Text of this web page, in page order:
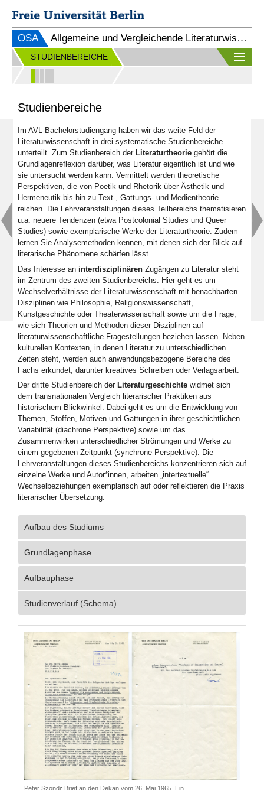
OSA Allgemeine und Vergleichende Literaturwissenschaft (B.A.)
STUDIENBEREICHE
Studienbereiche
Im AVL-Bachelorstudiengang haben wir das weite Feld der
Literaturwissenschaft in drei systematische Studienbereiche
unterteilt. Zum Studienbereich der Literaturtheorie gehört die
Grundlagenreflexion darüber, was Literatur eigentlich ist und wie
sie untersucht werden kann. Vermittelt werden theoretische
Perspektiven, die von Poetik und Rhetorik über Ästhetik und
Hermeneutik bis hin zu Text-, Gattungs- und Medientheorie
reichen. Die Lehrveranstaltungen dieses Teilbereichs thematisieren
u.a. neuere Tendenzen (etwa Postcolonial Studies und Queer
Studies) sowie exemplarische Werke der Literaturtheorie. Zudem
lernen Sie Analysemethoden kennen, mit denen sich der Blick auf
literarische Phänomene schärfen lässt.
Das Interesse an interdisziplinären Zugängen zu Literatur steht
im Zentrum des zweiten Studienbereichs. Hier geht es um
Wechselverhältnisse der Literaturwissenschaft mit benachbarten
Disziplinen wie Philosophie, Religionswissenschaft,
Kunstgeschichte oder Theaterwissenschaft sowie um die Frage,
wie sich Theorien und Methoden dieser Disziplinen auf
literaturwissenschaftliche Fragestellungen beziehen lassen. Neben
kulturellen Kontexten, in denen Literatur zu unterschiedlichen
Zeiten steht, werden auch anwendungsbezogene Bereiche des
Fachs erkundet, darunter kreatives Schreiben oder Verlagsarbeit.
Der dritte Studienbereich der Literaturgeschichte widmet sich
dem transnationalen Vergleich literarischer Praktiken aus
historischem Blickwinkel. Dabei geht es um die Entwicklung von
Themen, Stoffen, Motiven und Gattungen in ihrer geschichtlichen
Variabilität (diachrone Perspektive) sowie um das
Zusammenwirken unterschiedlicher Strömungen und Werke zu
einem gegebenen Zeitpunkt (synchrone Perspektive). Die
Lehrveranstaltungen dieses Studienbereichs konzentrieren sich auf
einzelne Werke und Autor*innen, arbeiten „intertextuelle“
Wechselbeziehungen exemplarisch auf oder reflektieren die Praxis
literarischer Übersetzung.
Aufbau des Studiums
Grundlagenphase
Aufbauphase
Studienverlauf (Schema)
Peter Szondi: Brief an den Dekan vom 26. Mai 1965. Ein